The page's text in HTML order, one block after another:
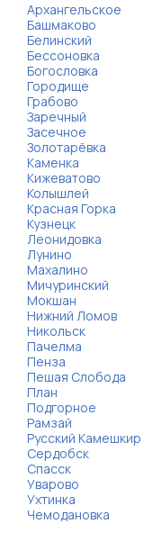
Архангельское
Башмаково
Белинский
Бессоновка
Богословка
Городище
Грабово
Заречный
Засечное
Золотарёвка
Каменка
Кижеватово
Колышлей
Красная Горка
Кузнецк
Леонидовка
Лунино
Махалино
Мичуринский
Мокшан
Нижний Ломов
Никольск
Пачелма
Пенза
Пешая Слобода
План
Подгорное
Рамзай
Русский Камешкир
Сердобск
Спасск
Уварово
Ухтинка
Чемодановка